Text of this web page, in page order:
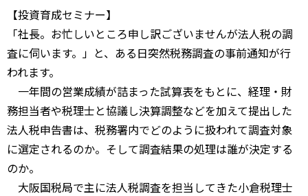
【投資育成セミナー】
「社長。お忙しいところ申し訳ございませんが法人税の調
査に伺います。」と、ある日突然税務調査の事前通知が行
われます。
一年間の営業成績が詰まった試算表をもとに、経理・財
務担当者や税理士と協議し決算調整などを加えて提出した
法人税申告書は、税務署内でどのように扱われて調査対象
に選定されるのか。そして調査結果の処理は誰が決定する
のか。
大阪国税局で主に法人税調査を担当してきた小倉税理士